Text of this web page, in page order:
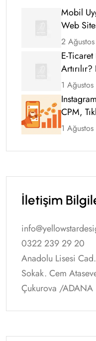
Mobil
Web
2
E-
1
CPM,
Rehberi
1
İletişim
0322 239 29 20
Anadolu Lisesi
Sokak. Cem
Çukurova /ADANA